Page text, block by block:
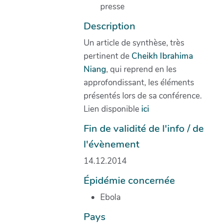
presse
Description
Un article de synthèse, très
pertinent de Cheikh Ibrahima
Niang, qui reprend en les
approfondissant, les éléments
présentés lors de sa conférence.
Lien disponible ici
Fin de validité de l'info / de
l'évènement
14.12.2014
Épidémie concernée
Ebola
Pays